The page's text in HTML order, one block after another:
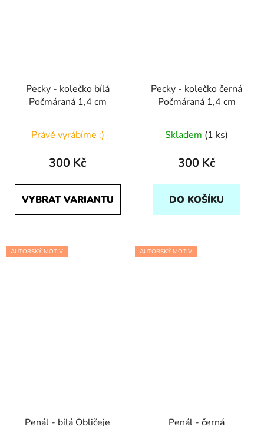
Pecky - kolečko bílá
Počmáraná 1,4 cm
Právě vyrábíme :)
300 Kč
VYBRAT VARIANTU
Pecky - kolečko černá
Počmáraná 1,4 cm
Skladem (1 ks)
300 Kč
DO KOŠÍKU
AUTORSKÝ MOTIV
Penál - bílá Obličeje
AUTORSKÝ MOTIV
Penál - černá